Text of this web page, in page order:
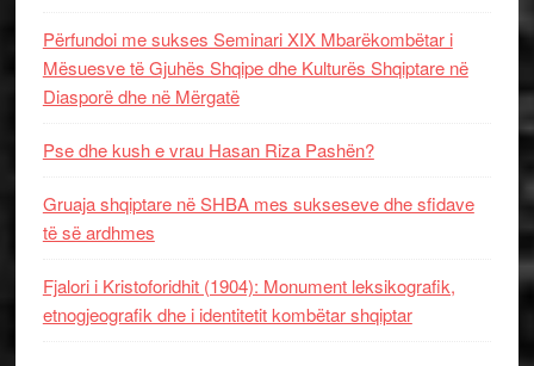
Përfundoi me sukses Seminari XIX Mbarëkombëtar i
Mësuesve të Gjuhës Shqipe dhe Kulturës Shqiptare në
Diasporë dhe në Mërgatë
Pse dhe kush e vrau Hasan Riza Pashën?
Gruaja shqiptare në SHBA mes sukseseve dhe sfidave
të së ardhmes
Fjalori i Kristoforidhit (1904): Monument leksikografik,
etnogjeografik dhe i identitetit kombëtar shqiptar